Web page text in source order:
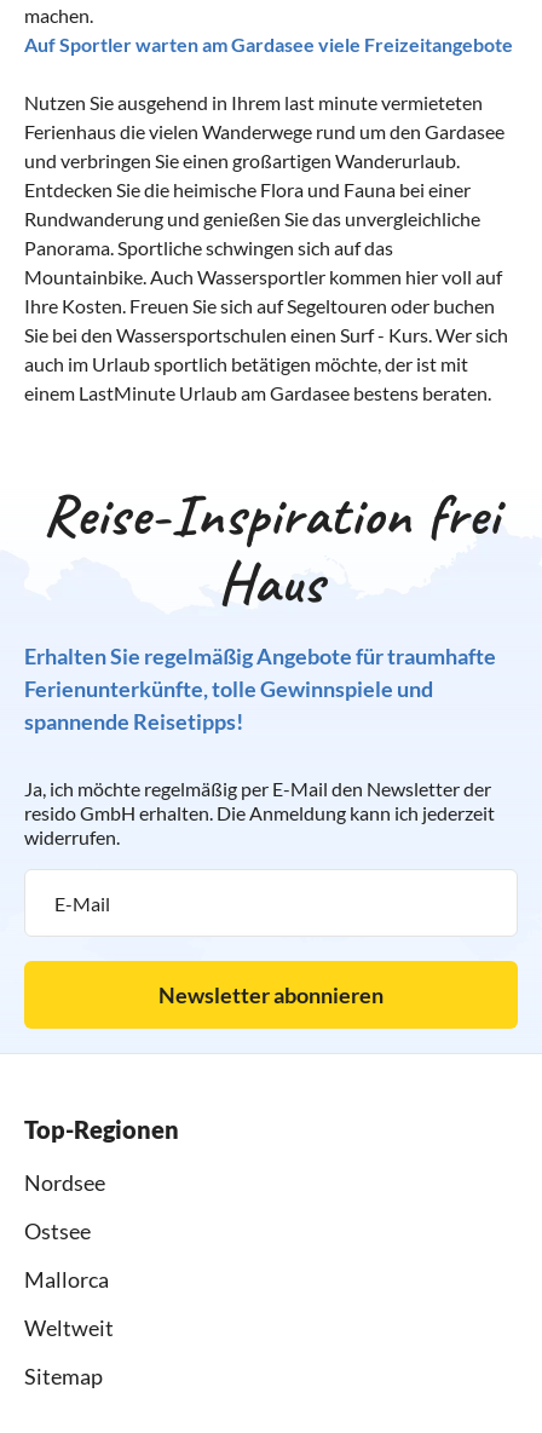
machen.
Auf Sportler warten am Gardasee viele Freizeitangebote
Nutzen Sie ausgehend in Ihrem last minute vermieteten
Ferienhaus die vielen Wanderwege rund um den Gardasee
und verbringen Sie einen großartigen Wanderurlaub.
Entdecken Sie die heimische Flora und Fauna bei einer
Rundwanderung und genießen Sie das unvergleichliche
Panorama. Sportliche schwingen sich auf das
Mountainbike. Auch Wassersportler kommen hier voll auf
Ihre Kosten. Freuen Sie sich auf Segeltouren oder buchen
Sie bei den Wassersportschulen einen Surf - Kurs. Wer sich
auch im Urlaub sportlich betätigen möchte, der ist mit
einem LastMinute Urlaub am Gardasee bestens beraten.
Reise-Inspiration frei
Haus
Erhalten Sie regelmäßig Angebote für traumhafte
Ferienunterkünfte, tolle Gewinnspiele und
spannende Reisetipps!
Ja, ich möchte regelmäßig per E-Mail den Newsletter der
resido GmbH erhalten. Die Anmeldung kann ich jederzeit
widerrufen.
Newsletter abonnieren
Top-Regionen
Nordsee
Ostsee
Mallorca
Weltweit
Sitemap